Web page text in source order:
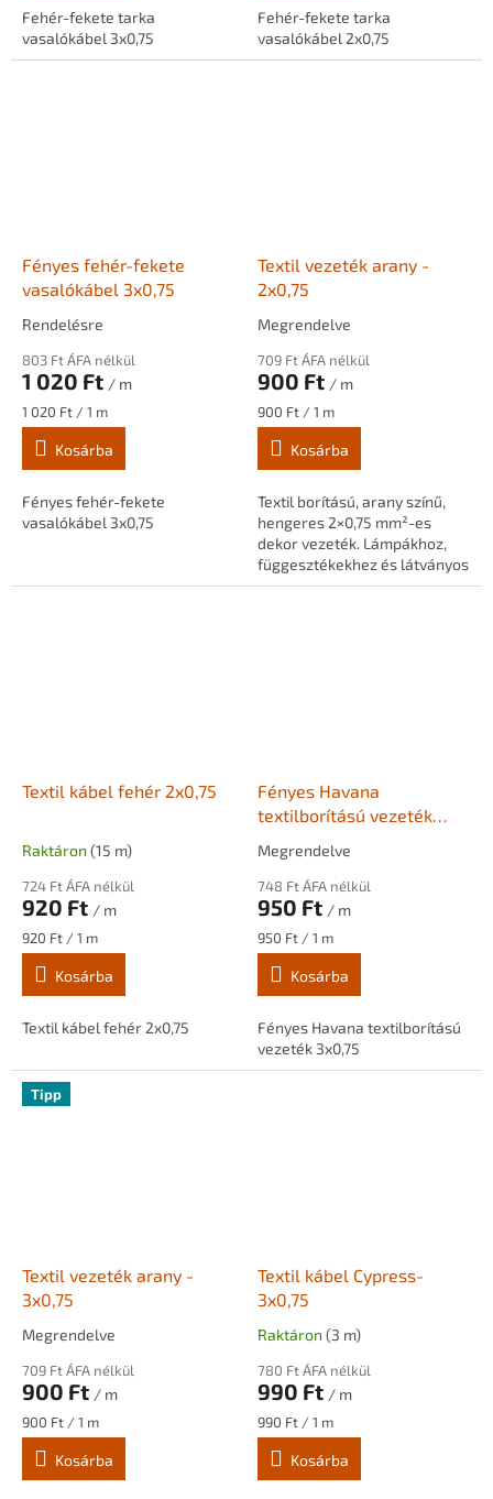
Fehér-fekete tarka
vasalókábel 3x0,75
Fehér-fekete tarka
vasalókábel 2x0,75
Fényes fehér-fekete
vasalókábel 3x0,75
Rendelésre
803 Ft ÁFA nélkül
1 020 Ft / m
Egységár:
1 020 Ft / 1 m
Kosárba
Fényes fehér-fekete
vasalókábel 3x0,75
Textil vezeték arany -
2x0,75
Megrendelve
709 Ft ÁFA nélkül
900 Ft / m
Egységár:
900 Ft / 1 m
Kosárba
Textil borítású, arany színű,
hengeres 2×0,75 mm²-es
dekor vezeték. Lámpákhoz,
függesztékekhez és látványos
kábelvezetéshez, meleg
Textil kábel fehér 2x0,75
Raktáron (15 m)
724 Ft ÁFA nélkül
920 Ft / m
Egységár:
920 Ft / 1 m
Kosárba
Textil kábel fehér 2x0,75
Fényes Havana
textilborítású vezeték
Megrendelve
748 Ft ÁFA nélkül
950 Ft / m
Egységár:
950 Ft / 1 m
Kosárba
Fényes Havana textilborítású
vezeték 3x0,75
Tipp
Textil vezeték arany -
3x0,75
Megrendelve
709 Ft ÁFA nélkül
900 Ft / m
Egységár:
900 Ft / 1 m
Kosárba
Textil kábel Cypress-
3x0,75
Raktáron (3 m)
780 Ft ÁFA nélkül
990 Ft / m
Egységár:
990 Ft / 1 m
Kosárba